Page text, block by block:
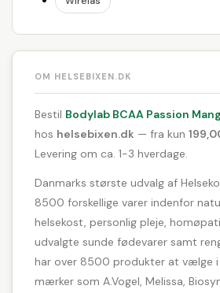
OM HELSEBIXEN.DK
Bestil Bodylab BCAA Passion
hos helsebixen.dk — fra kun
Levering om ca. 1-3 hverdage.
Danmarks største udvalg af
8500 forskellige varer indenfor
helsekost, personlig pleje,
udvalgte sunde fødevarer samt
har over 8500 produkter at vælge i
mærker som A.Vogel, Melissa,